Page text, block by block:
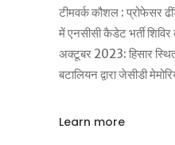
टीमवर्क कौशल : प्रोफेसर
में एनसीसी कैडेट भर्ती
अक्टूबर 2023: हिसार
बटालियन द्वारा जेसीडी
Learn more